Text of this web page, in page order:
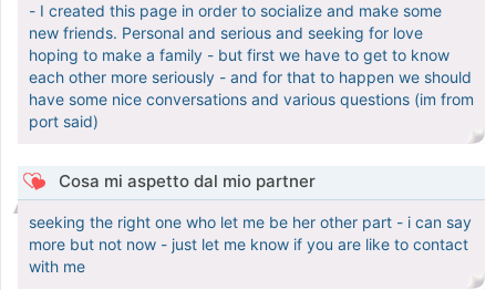
- I created this page in order to socialize and make some
new friends. Personal and serious and seeking for love
hoping to make a family - but first we have to get to know
each other more seriously - and for that to happen we should
have some nice conversations and various questions (im from
port said)
Cosa mi aspetto dal mio partner
seeking the right one who let me be her other part - i can say
more but not now - just let me know if you are like to contact
with me